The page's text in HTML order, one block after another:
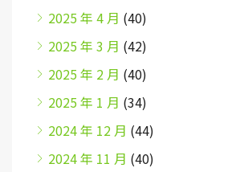
2025 年 4 月 (40)
2025 年 3 月 (42)
2025 年 2 月 (40)
2025 年 1 月 (34)
2024 年 12 月 (44)
2024 年 11 月 (40)